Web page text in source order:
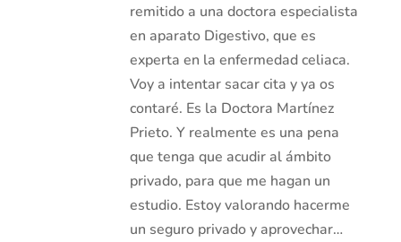
remitido a una doctora especialista
en aparato Digestivo, que es
experta en la enfermedad celiaca.
Voy a intentar sacar cita y ya os
contaré. Es la Doctora Martínez
Prieto. Y realmente es una pena
que tenga que acudir al ámbito
privado, para que me hagan un
estudio. Estoy valorando hacerme
un seguro privado y aprovechar…